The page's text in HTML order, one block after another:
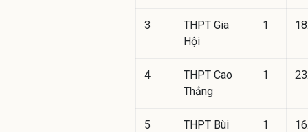
3
THPT Gia
Hội
1
4
THPT Cao
Thắng
1
5
THPT Bùi
1